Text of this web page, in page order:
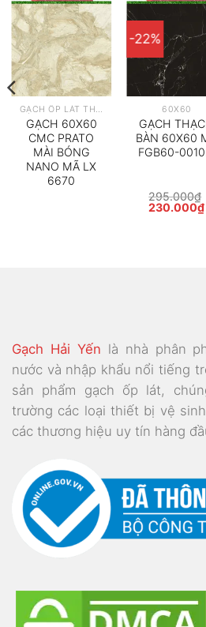
GẠCH ỐP LÁT THEO HÃNG
GẠCH 60X60
CMC PRATO
MÀI BÓNG
NANO MÃ LX
6670
-22%
60X60
GẠCH
BÀN 60X60
FGB60-
295.000₫
Giá
230.000₫
Gạch Hải Yến là nhà phân
nước và nhập khẩu nổi tiếng
sản phẩm gạch ốp lát,
trường các loại thiết bị vệ
các thương hiệu uy tín hàng